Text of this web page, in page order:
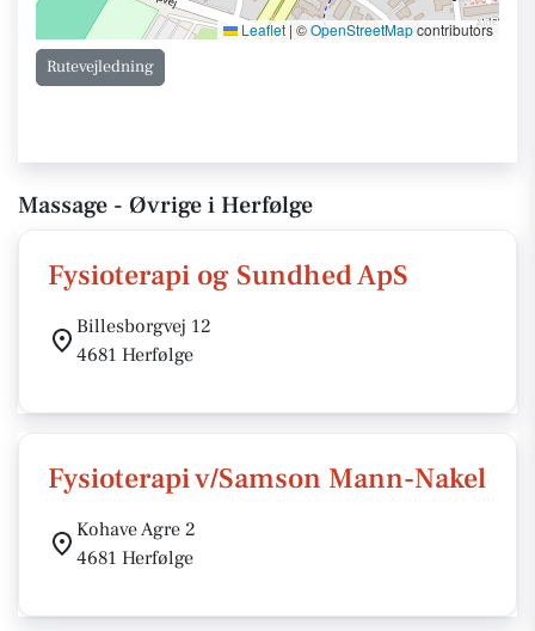
Leaflet | ©OpenStreetMapcontributors
Rutevejledning
Massage - Øvrige i Herfølge
Fysioterapi og Sundhed ApS
Billesborgvej 12
4681 Herfølge
Fysioterapi v/Samson Mann-Nakel
Kohave Agre 2
4681 Herfølge